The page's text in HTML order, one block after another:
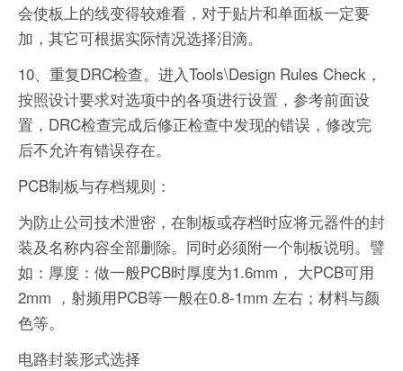
会使板上的线变得较难看，对于贴片和单面板一定要
加，其它可根据实际情况选择泪滴。
10、重复DRC检查。进入Tools\Design Rules Check，
按照设计要求对选项中的各项进行设置，参考前面设
置，DRC检查完成后修正检查中发现的错误，修改完
后不允许有错误存在。
PCB制板与存档规则：
为防止公司技术泄密，在制板或存档时应将元器件的封
装及名称内容全部删除。同时必须附一个制板说明。譬
如：厚度：做一般PCB时厚度为1.6mm， 大PCB可用
2mm ，射频用PCB等一般在0.8-1mm 左右；材料与颜
色等。
电路封装形式选择